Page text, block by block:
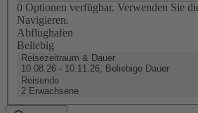
0 Optionen verfügbar. Verwenden Sie
Navigieren.
Abflughafen
Beliebig
Reisezeitraum & Dauer
10.08.26 - 10.11.26, Beliebige Dauer
Reisende
2 Erwachsene